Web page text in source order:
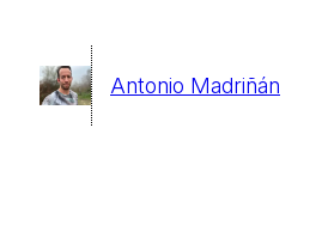
contenido
Antonio Madriñán